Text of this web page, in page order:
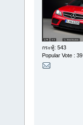
กระทู้: 543
Popular Vote : 39